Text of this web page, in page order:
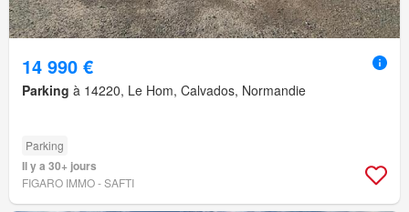
14 990 €
Parking à 14220, Le Hom, Calvados, Normandie
Parking
Il y a 30+ jours
FIGARO IMMO - SAFTI